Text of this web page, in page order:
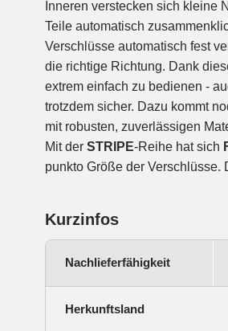
Inneren verstecken sich kleine
Teile automatisch
Verschlüsse automatisch fest
die richtige Richtung. Dank
extrem einfach zu bedienen -
trotzdem sicher. Dazu kommt
mit robusten, zuverlässigen
Mit der STRIPE-Reihe hat sich
punkto Größe der Verschlüsse.
Kurzinfos
Nachlieferfähigkeit
Herkunftsland